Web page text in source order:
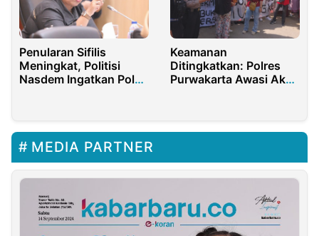
Penularan Sifilis
Meningkat, Politisi
Nasdem Ingatkan Pola
Keamanan
Ditingkatkan: Polres
Purwakarta Awasi Aksi
MEDIA PARTNER